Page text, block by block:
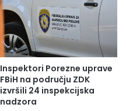
Inspektori Porezne uprave
FBiH na području ZDK
izvršili 24 inspekcijska
nadzora